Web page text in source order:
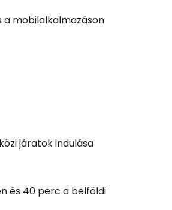
mobilalkalmazáson
járatok indulása
és 40 perc a belföldi